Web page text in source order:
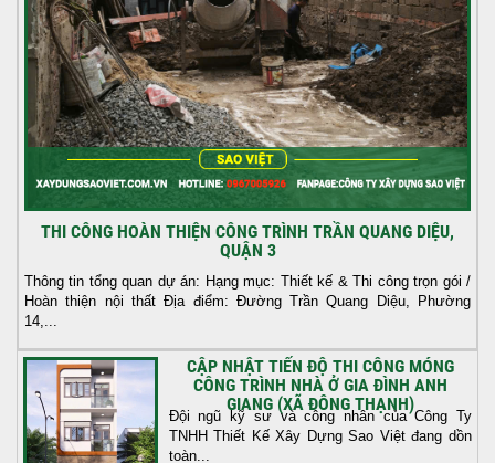
THI CÔNG HOÀN THIỆN CÔNG TRÌNH TRẦN QUANG DIỆU,
QUẬN 3
Thông tin tổng quan dự án: Hạng mục: Thiết kế & Thi công trọn gói /
Hoàn thiện nội thất Địa điểm: Đường Trần Quang Diệu, Phường
14,...
CẬP NHẬT TIẾN ĐỘ THI CÔNG MÓNG
CÔNG TRÌNH NHÀ Ở GIA ĐÌNH ANH
GIANG (XÃ ĐÔNG THẠNH)
Đội ngũ kỹ sư và công nhân của Công Ty
TNHH Thiết Kế Xây Dựng Sao Việt đang dồn
toàn...